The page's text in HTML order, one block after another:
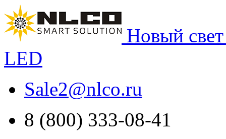
Новый
LED
Sale2@nlco.ru
8 (800) 333-08-41